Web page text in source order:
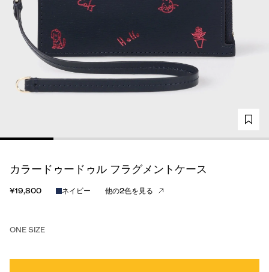
カラードゥードゥル フラグメントケース
¥19,800 ネイビー 他の2色を見る
ONE SIZE